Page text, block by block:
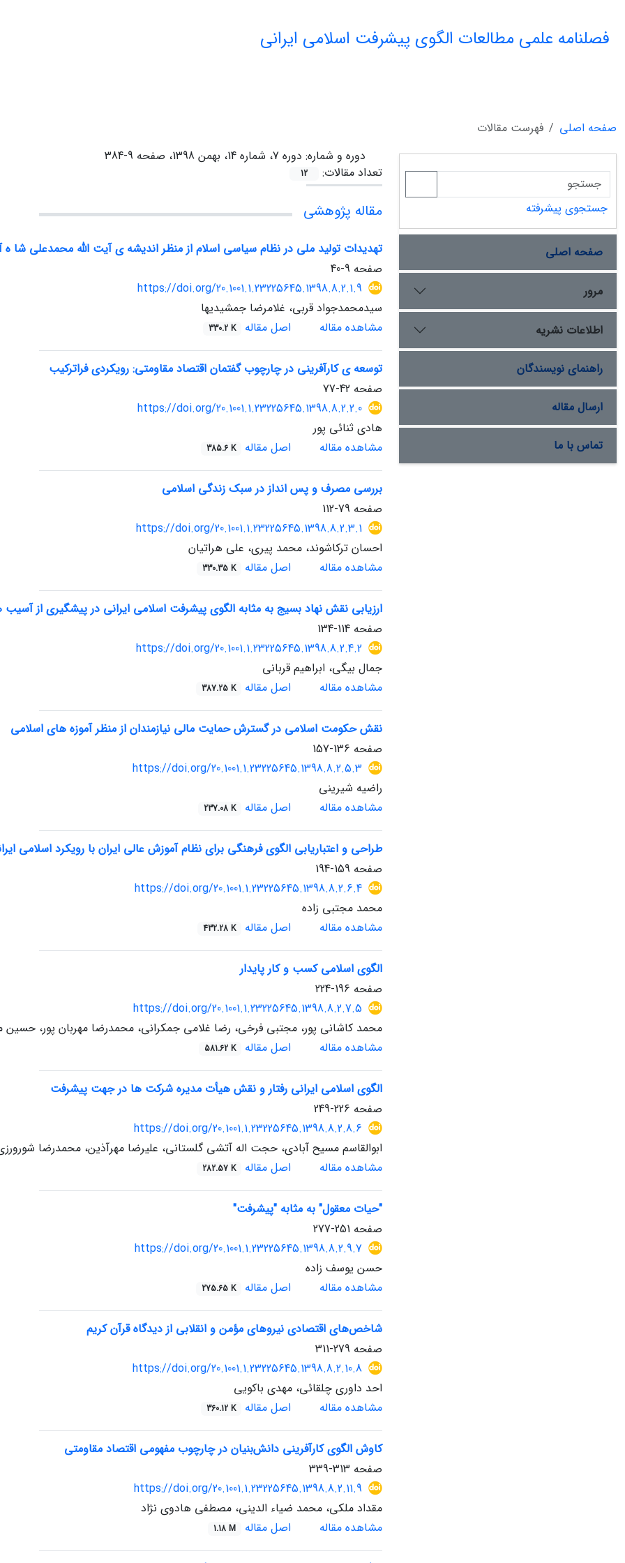
فصلنامه علمی مطالعات الگوی پیشرفت اسلامی ایرانی
صفحه اصلی
فهرست مقالات
دوره و شماره: دوره 7، شماره 14، بهمن 1398، صفحه 9-384
تعداد مقالات:
12
مقاله پژوهشی
تهدیدات تولید ملی در نظام سیاسی اسلام از منظر اندیشه ی آیت الله محمدعلی شا ه
صفحه 9-40
https://doi.org/20.1001.1.23225645.1398.8.2.1.9
سیدمحمدجواد قربی، غلامرضا جمشیدیها
مشاهده مقاله
اصل مقاله 330.2 K
توسعه ی کارآفرینی در چارچوب گفتمان اقتصاد مقاومتی: رویکردی فراترکیب
صفحه 42-77
https://doi.org/20.1001.1.23225645.1398.8.2.2.0
هادی ثنائی پور
مشاهده مقاله
اصل مقاله 385.6 K
بررسی مصرف و پس انداز در سبک زندگی اسلامی
صفحه 79-112
https://doi.org/20.1001.1.23225645.1398.8.2.3.1
احسان ترکاشوند، محمد پیری، علی هراتیان
مشاهده مقاله
اصل مقاله 330.35 K
ارزیابی نقش نهاد بسیج به مثابه الگوی پیشرفت اسلامی ایرانی در پیشگیری از
صفحه 114-134
https://doi.org/20.1001.1.23225645.1398.8.2.4.2
جمال بیگی، ابراهیم قربانی
مشاهده مقاله
اصل مقاله 387.25 K
نقش حکومت اسلامی در گسترش حمایت مالی نیازمندان از منظر آموزه های اسلامی
صفحه 136-157
https://doi.org/20.1001.1.23225645.1398.8.2.5.3
راضیه شیرینی
مشاهده مقاله
اصل مقاله 237.08 K
طراحی و اعتباریابی الگوی فرهنگی برای نظام آموزش عالی ایران با رویکرد اسلامی
صفحه 159-194
https://doi.org/20.1001.1.23225645.1398.8.2.6.4
محمد مجتبی زاده
مشاهده مقاله
اصل مقاله 432.28 K
الگوی اسلامی کسب و کار پایدار
صفحه 196-224
https://doi.org/20.1001.1.23225645.1398.8.2.7.5
محمد کاشانی پور، مجتبی فرخی، رضا غلامی جمکرانی، محمدرضا مهربان پور، حسین
مشاهده مقاله
اصل مقاله 581.62 K
الگوی اسلامی ایرانی رفتار و نقش هیأت مدیره شرکت ها در جهت پیشرفت
صفحه 226-249
https://doi.org/20.1001.1.23225645.1398.8.2.8.6
ابوالقاسم مسیح آبادی، حجت اله آتشی گلستانی، علیرضا مهرآذین، محمدرضا
مشاهده مقاله
اصل مقاله 282.57 K
"حیات معقول" به مثابه "پیشرفت"
صفحه 251-277
https://doi.org/20.1001.1.23225645.1398.8.2.9.7
حسن یوسف زاده
مشاهده مقاله
اصل مقاله 275.65 K
شاخص‌های اقتصادی نیروهای مؤمن و انقلابی از دیدگاه قرآن کریم
صفحه 279-311
https://doi.org/20.1001.1.23225645.1398.8.2.10.8
احد داوری چلقائی، مهدی باکویی
مشاهده مقاله
اصل مقاله 360.12 K
کاوش الگوی کارآفرینی دانش‌بنیان در چارچوب مفهومی اقتصاد مقاومتی
صفحه 313-339
https://doi.org/20.1001.1.23225645.1398.8.2.11.9
مقداد ملکی، محمد ضیاء الدینی، مصطفی هادوی نژاد
مشاهده مقاله
اصل مقاله 1.18 M
جستجوی پیشرفته
صفحه اصلی
مرور
اطلاعات نشریه
راهنمای نویسندگان
ارسال مقاله
تماس با ما